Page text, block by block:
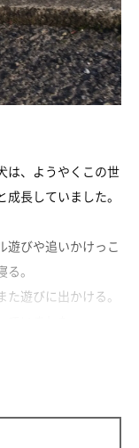
は、ようやくこの世
長していました。
遊びや追いかけっこ
。
遊びに出かける。